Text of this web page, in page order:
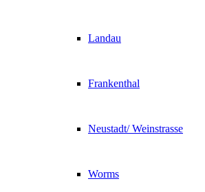
Landau
Frankenthal
Neustadt/ Weinstrasse
Worms